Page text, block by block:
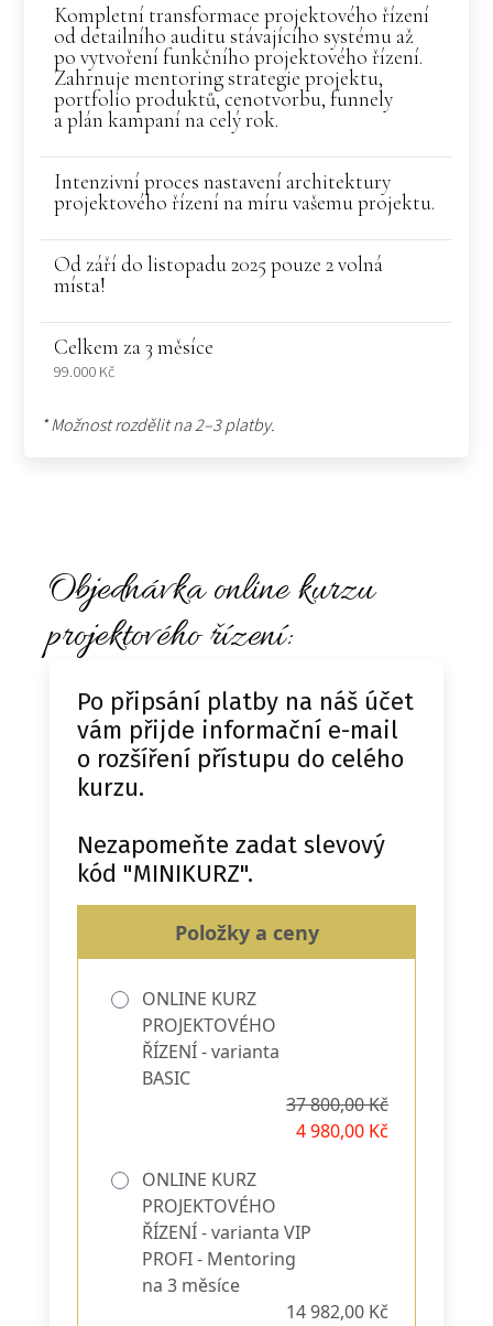
Kompletní transformace projektového řízení
od detailního auditu stávajícího systému až
po vytvoření funkčního projektového řízení.
Zahrnuje mentoring strategie projektu,
portfolio produktů, cenotvorbu, funnely
a plán kampaní na celý rok.
Intenzivní proces nastavení architektury
projektového řízení na míru vašemu projektu.
Od září do listopadu 2025 pouze 2 volná
místa!
Celkem za 3 měsíce
99.000 Kč
* Možnost rozdělit na 2–3 platby.
Objednávka online kurzu
projektového řízení:
Po připsání platby na náš účet
vám přijde informační e-mail
o rozšíření přístupu do celého
kurzu.
Nezapomeňte zadat slevový
kód "MINIKURZ".
Položky a ceny
ONLINE KURZ
PROJEKTOVÉHO
ŘÍZENÍ - varianta
BASIC
37 800,00 Kč
4 980,00 Kč
ONLINE KURZ
PROJEKTOVÉHO
ŘÍZENÍ - varianta VIP
PROFI - Mentoring
na 3 měsíce
14 982,00 Kč